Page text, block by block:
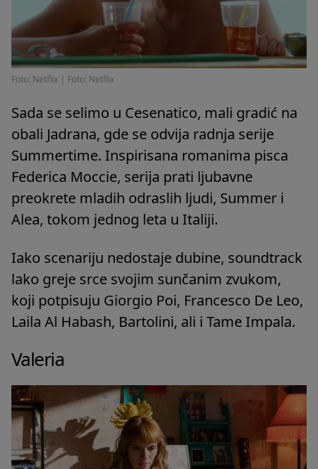
Foto: Netflix | Foto: Netflix
Sada se selimo u Cesenatico, mali gradić na
obali Jadrana, gde se odvija radnja serije
Summertime. Inspirisana romanima pisca
Federica Moccie, serija prati ljubavne
preokrete mladih odraslih ljudi, Summer i
Alea, tokom jednog leta u Italiji.
Iako scenariju nedostaje dubine, soundtrack
lako greje srce svojim sunčanim zvukom,
koji potpisuju Giorgio Poi, Francesco De Leo,
Laila Al Habash, Bartolini, ali i Tame Impala.
Valeria